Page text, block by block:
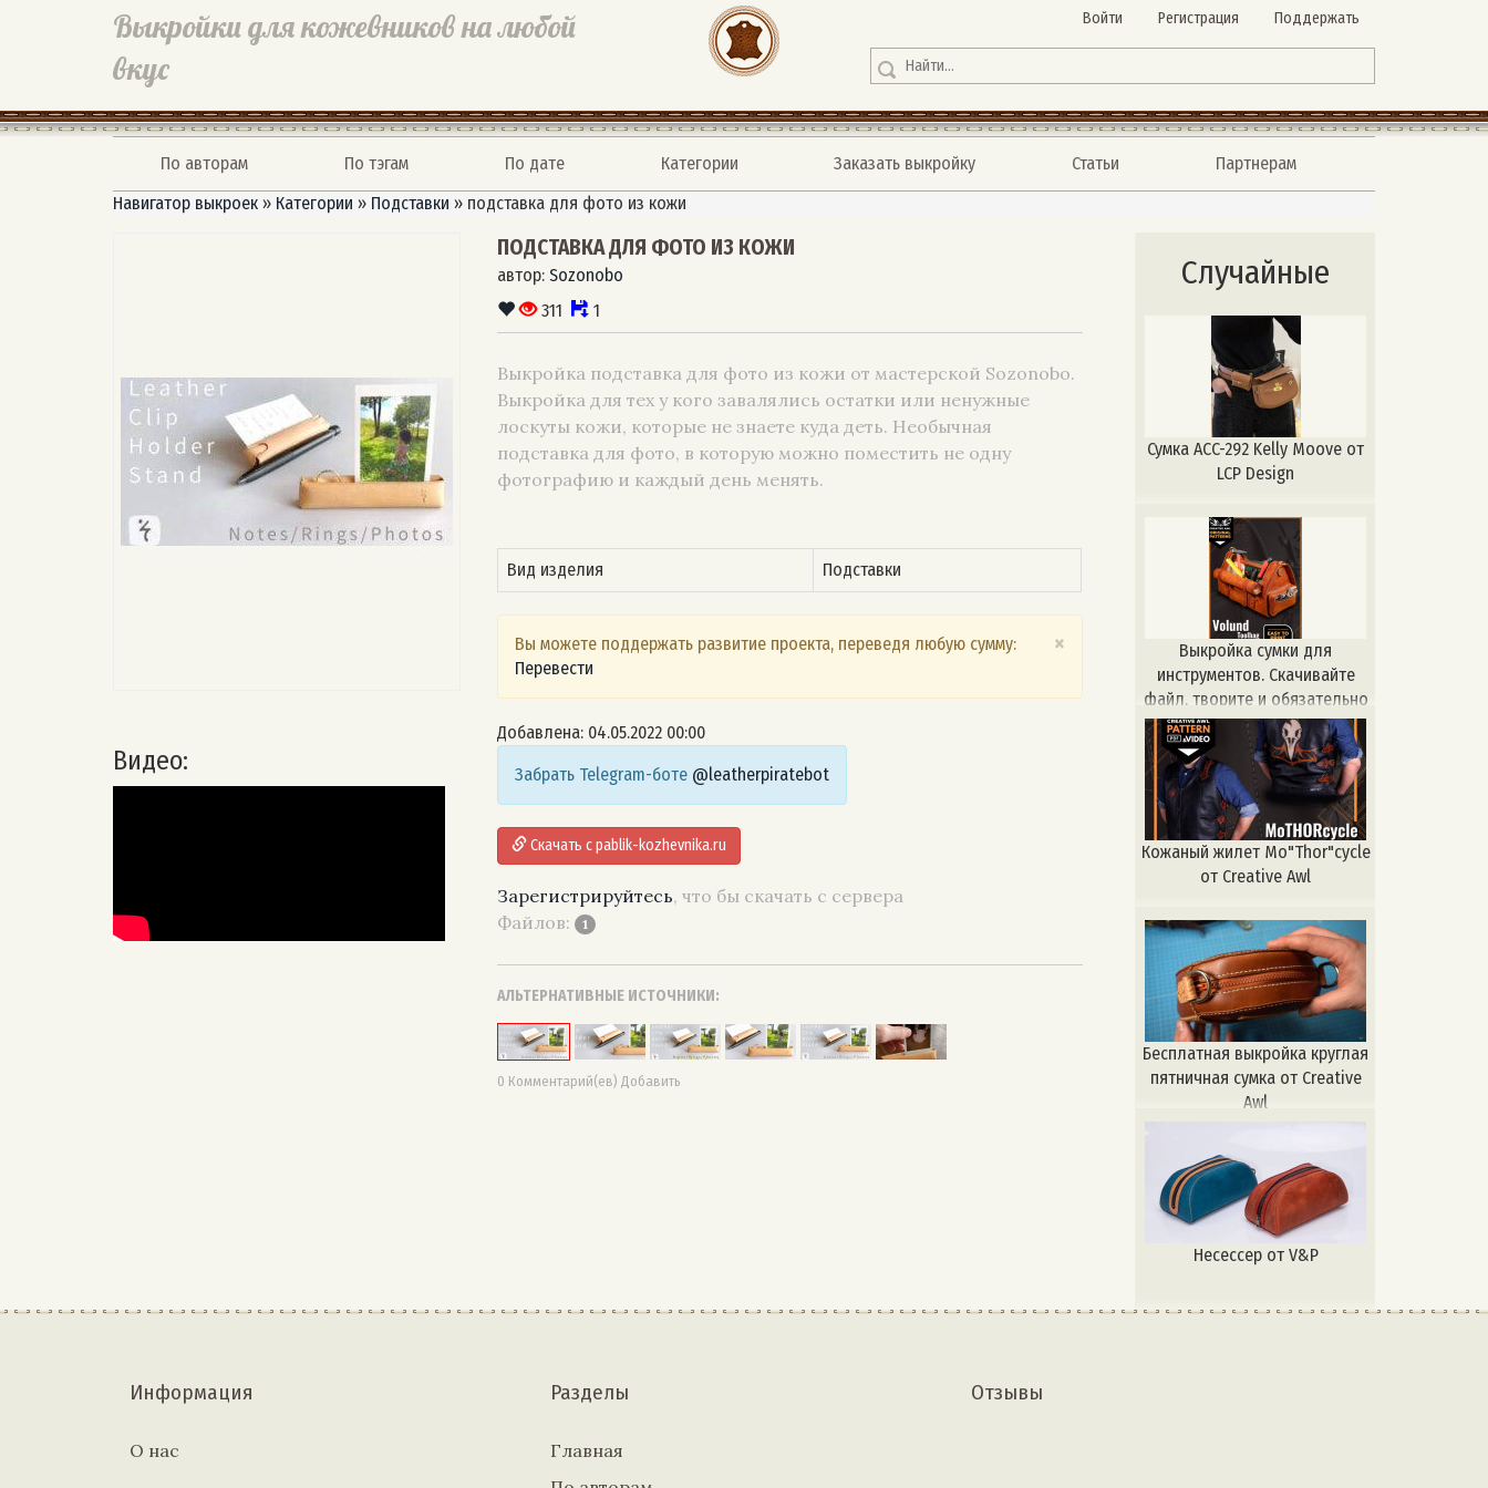
Выкройки для кожевников на любой
вкус
Войти Регистрация Поддержать
По авторам По тэгам По дате Категории Заказать выкройку Статьи
Партнерам
Навигатор выкроек » Категории » Подставки » подставка для фото из кожи
Видео:
ПОДСТАВКА ДЛЯ ФОТО ИЗ КОЖИ
автор: Sozonobo
311
1
Выкройка подставка для фото из кожи от мастерской Sozonobo.
Выкройка для тех у кого завалялись остатки или ненужные
лоскуты кожи, которые не знаете куда деть. Необычная
подставка для фото, в которую можно поместить не одну
фотографию и каждый день менять.
Вид изделия Подставки
×
Вы можете поддержать развитие проекта, переведя любую сумму:
Перевести
Добавлена: 04.05.2022 00:00
Забрать Telegram-боте @leatherpiratebot
Скачать с pablik-kozhevnika.ru
Зарегистрируйтесь, что бы скачать с сервера
Файлов:
1
АЛЬТЕРНАТИВНЫЕ ИСТОЧНИКИ:
0 Комментарий(ев) Добавить
Случайные
Сумка ACC-292 Kelly Moove от
LCP Design
Выкройка сумки для
инструментов. Скачивайте
файл, творите и обязательно
делитесь с нами итогами! Если
вам нужна консультация по
выбору конкретной кожи для
данного проекта или её
наличию, напишите нам.
Кожаный жилет Mo"Thor"cycle
от Creative Awl
Бесплатная выкройка круглая
пятничная сумка от Creative
Awl
Несессер от V&P
Информация
О нас
Разделы
Главная
Отзывы